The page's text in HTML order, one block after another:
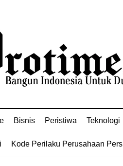
Bisnis Peristiwa Teknologi
Kode Perilaku Perusahaan Pers